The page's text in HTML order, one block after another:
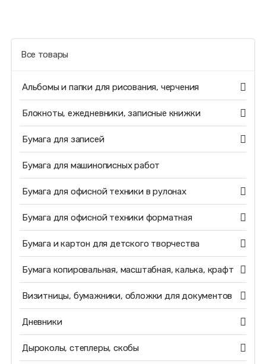
Все товары
Альбомы и папки для рисования, черчения
Блокноты, ежедневники, записные книжки
Бумага для записей
Бумага для машинописных работ
Бумага для офисной техники в рулонах
Бумага для офисной техники форматная
Бумага и картон для детского творчества
Бумага копировальная, масштабная, калька, крафт
Визитницы, бумажники, обложки для документов
Дневники
Дыроколы, степлеры, скобы